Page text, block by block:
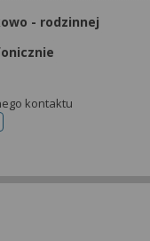
- rodzinnej
kontaktu
rejestracji